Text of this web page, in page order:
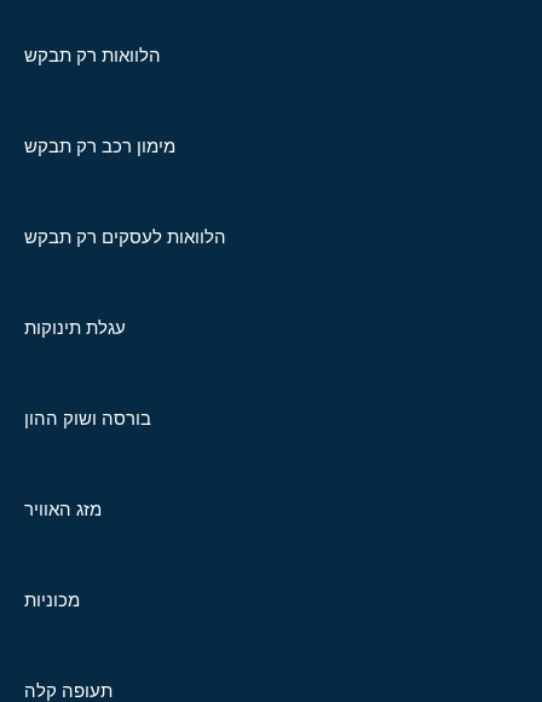
הלוואות רק תבקש
מימון רכב רק תבקש
הלוואות לעסקים רק תבקש
עגלת תינוקות
בורסה ושוק ההון
מזג האוויר
מכוניות
תעופה קלה